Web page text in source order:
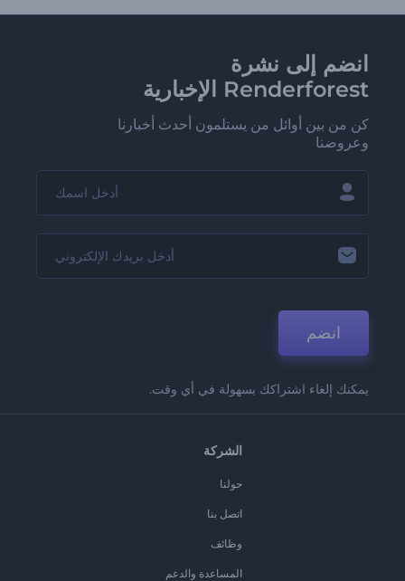
انضم إلى نشرة
Renderforest الإخبارية
كن من بين أوائل من يستلمون أحدث أخبارنا
وعروضنا
انضم
يمكنك إلغاء اشتراكك بسهولة في أي وقت.
الشركة
حولنا
اتصل بنا
وظائف
المساعدة والدعم